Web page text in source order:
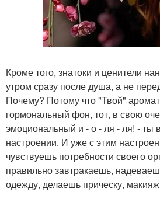
Кроме того, знатоки и ценители
утром сразу после душа, а не
Почему? Потому что "Твой"
гормональный фон, тот, в свою
эмоциональный и - о - ля - ля! - ты
настроении. И уже с этим
чувствуешь потребности своего
правильно завтракаешь,
одежду, делаешь прическу,